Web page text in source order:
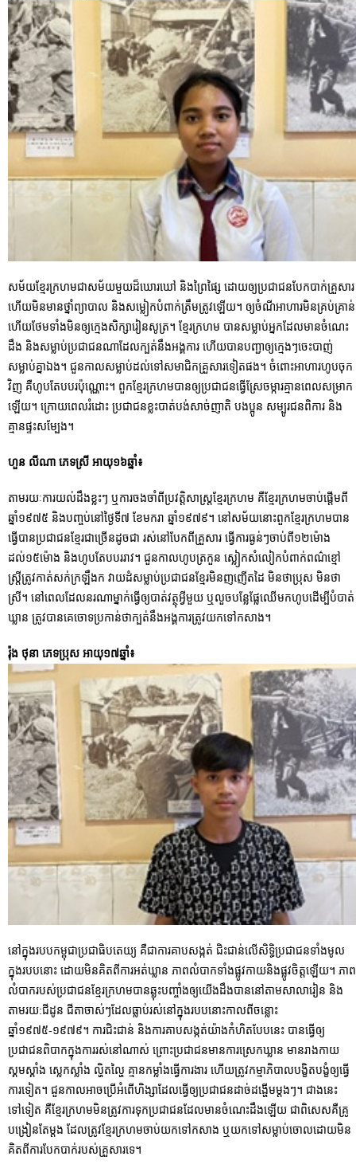
សម័យខ្មែរក្រហមជាសម័យមួយដ៏ឃោរឃៅ និងព្រៃផ្សៃ ដោយឲ្យប្រជាជនបែកបាក់គ្រួសារ
ហើយមិនមានថ្នាំព្យាបាល និងសម្លៀកបំពាក់ត្រឹមត្រូវឡើយ។ ឲ្យចំណីអាហារមិនគ្រប់គ្រាន់
ហើយថែមទាំងមិនឲ្យក្មេងសិក្សារៀនសូត្រ។ ខ្មែរក្រហម បានសម្លាប់អ្នកដែលមានចំណេះ
ដឹង និងសម្លាប់ប្រជាជនណាដែលក្បត់នឹងអង្គការ ហើយបានបញ្ជាឲ្យក្មេងៗចេះបាញ់
សម្លាប់គ្នាឯង។ ជួនកាលសម្លាប់ដល់ទៅសមាជិកគ្រួសារទៀតផង។ ចំពោះអាហារហូបចុក
វិញ គឺហូបតែបបរប៉ុណ្ណោះ។ ពួកខ្មែរក្រហមបានឲ្យប្រជាជនធ្វើស្រែចម្ការគ្មានពេលសម្រាក
ឡើយ។ ក្រោយពេលរំដោះ ប្រជាជនខ្លះបាត់បង់សាច់ញាតិ បងប្អូន សម្បូរជនពិការ និង
គ្មានផ្ទះសម្បែង។
ហួន លីណា ភេទស្រី អាយុ១៦ឆ្នាំ៖
តាមរយៈការយល់ដឹងខ្លះៗ ឬការចងចាំពីប្រវត្តិសាស្ត្រខ្មែរក្រហម គឺខ្មែរក្រហមចាប់ផ្តើមពី
ឆ្នាំ១៩៧៥ និងបញ្ចប់នៅថ្ងៃទី៧ ខែមករា ឆ្នាំ១៩៧៩។ នៅសម័យនោះពួកខ្មែរក្រហមបាន
ធ្វើបានប្រជាជនខ្មែរជាច្រើនដូចជា រស់នៅបែកពីគ្រួសារ ធ្វើការធ្ងន់ៗចាប់ពី១២ម៉ោង
ដល់១៥ម៉ោង និងហូបតែបបររាវ។ ជួនកាលហូបត្រកួន ស្លៀកសំលៀកបំពាក់ពណ៌ខ្មៅ
ស្រ្តីត្រូវកាត់សក់ក្រឡឹងក វាយដំសម្លាប់ប្រជាជនខ្មែរមិនញញើតដៃ មិនថាប្រុស មិនថា
ស្រី។ នៅពេលដែលនរណាម្នាក់ធ្វើឲ្យបាត់វត្ថុអ្វីមួយ ឬលួចបន្លែផ្លែឈើមកហូបដើម្បីបំបាត់
ឃ្លាន ត្រូវបានគេចោទប្រកាន់ថាក្បត់នឹងអង្គការត្រូវយកទៅកសាង។
រ៉ុង ថុនា ភេទប្រុស អាយុ១៧ឆ្នាំ៖
នៅក្នុងរបបកម្ពុជាប្រជាធិបតេយ្យ គឺជាការគាបសង្កត់ ជិះជាន់លើសិទ្ធិប្រជាជនទាំងមូល
ក្នុងរបបនោះ ដោយមិនគិតពីការអត់ឃ្លាន ភាពលំបាកទាំងផ្លូវកាយនិងផ្លូវចិត្តឡើយ។ ភាព
លំបាករបស់ប្រជាជនខ្មែរក្រហមបានឆ្លុះបញ្ចាំងឲ្យយើងដឹងបាននៅតាមសាលារៀន និង
តាមរយ:ជីដូន ជីតាចាស់ៗដែលធ្លាប់រស់នៅក្នុងរបបនោះកាលពីចន្លោះ
ឆ្នាំ១៩៧៥-១៩៧៩។ ការជិះជាន់ និងការគាបសង្កត់យ៉ាងកំហិតបែបនេះ បានធ្វើឲ្យ
ប្រជាជនពិបាកក្នុងការរស់នៅណាស់ ព្រោះប្រជាជនមានការស្រេកឃ្លាន មានរាងកាយ
ស្គមស្គាំង ស្លេកស្លាំង ល្ហិតល្ហៃ គ្មានកម្លាំងធ្វើការងារ ហើយត្រូវកម្មាភិបាលបង្ខិតបង្ខំឲ្យធ្វើ
ការទៀត។ ជួនកាលអាចប្រើអំពើហិង្សាដែលធ្វើឲ្យប្រជាជនដាច់ដង្ហើមម្តងៗ។ ជាងនេះ
ទៅទៀត គឺខ្មែរក្រហមមិនត្រូវការទុកប្រជាជនដែលមានចំណេះដឹងឡើយ ជាពិសេសគឺគ្រូ
បង្រៀនតែម្តង ដែលត្រូវខ្មែរក្រហមចាប់យកទៅកសាង ឬយកទៅសម្លាប់ចោលដោយមិន
គិតពីការបែកបាក់របស់គ្រួសារទេ។